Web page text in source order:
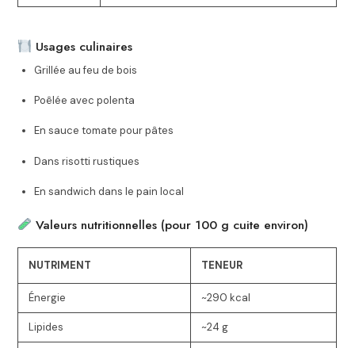
Usages culinaires
Grillée au feu de bois
Poêlée avec polenta
En sauce tomate pour pâtes
Dans risotti rustiques
En sandwich dans le pain local
Valeurs nutritionnelles (pour 100 g cuite environ)
NUTRIMENT TENEUR
Énergie ~290 kcal
Lipides ~24 g